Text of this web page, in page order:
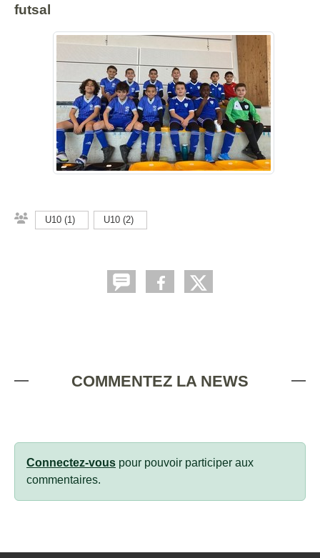
futsal
U10 (1) U10 (2)
COMMENTEZ LA NEWS
Connectez-vous pour pouvoir participer aux
commentaires.